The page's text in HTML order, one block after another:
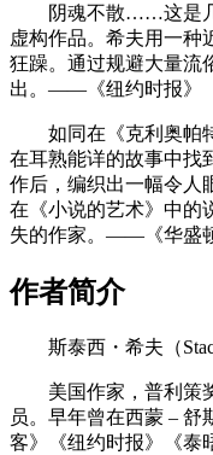
阴魂不散……这是
虚构作品。希夫用一种
狂躁。通过规避大量流
出。——《纽约时报》
如同在《克利奥帕
在耳熟能详的故事中找
作后，编织出一幅令人
在《小说的艺术》中的
失的作家。——《华盛
作者简介
斯泰西・希夫（
美国作家，普利策
员。早年曾在西蒙 – 舒
客》《纽约时报》《泰